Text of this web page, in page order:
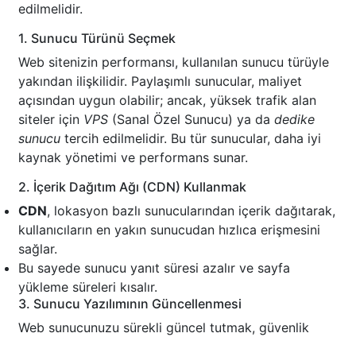
edilmelidir.
1. Sunucu Türünü Seçmek
Web sitenizin performansı, kullanılan sunucu türüyle
yakından ilişkilidir. Paylaşımlı sunucular, maliyet
açısından uygun olabilir; ancak, yüksek trafik alan
siteler için VPS (Sanal Özel Sunucu) ya da dedike
sunucu tercih edilmelidir. Bu tür sunucular, daha iyi
kaynak yönetimi ve performans sunar.
2. İçerik Dağıtım Ağı (CDN) Kullanmak
CDN, lokasyon bazlı sunucularından içerik dağıtarak,
kullanıcıların en yakın sunucudan hızlıca erişmesini
sağlar.
Bu sayede sunucu yanıt süresi azalır ve sayfa
yükleme süreleri kısalır.
3. Sunucu Yazılımının Güncellenmesi
Web sunucunuzu sürekli güncel tutmak, güvenlik